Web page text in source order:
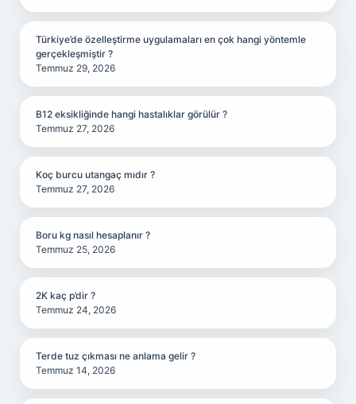
Türkiye’de özelleştirme uygulamaları en çok hangi yöntemle
gerçekleşmiştir ?
Temmuz 29, 2026
B12 eksikliğinde hangi hastalıklar görülür ?
Temmuz 27, 2026
Koç burcu utangaç mıdır ?
Temmuz 27, 2026
Boru kg nasıl hesaplanır ?
Temmuz 25, 2026
2K kaç p’dir ?
Temmuz 24, 2026
Terde tuz çıkması ne anlama gelir ?
Temmuz 14, 2026